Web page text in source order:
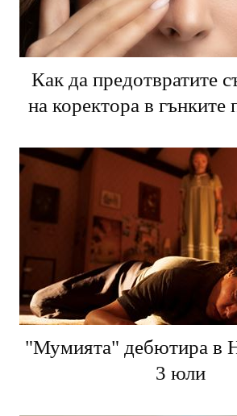
Как да предотвратите
на коректора в гънките
"Мумията" дебютира в
3 юли